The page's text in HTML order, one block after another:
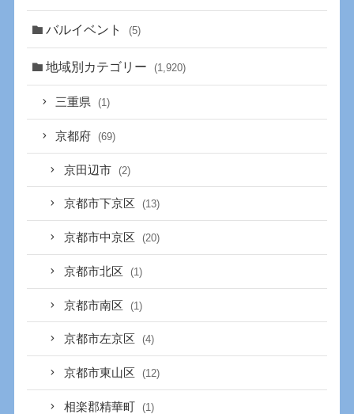
バルイベント (5)
地域別カテゴリー (1,920)
三重県 (1)
京都府 (69)
京田辺市 (2)
京都市下京区 (13)
京都市中京区 (20)
京都市北区 (1)
京都市南区 (1)
京都市左京区 (4)
京都市東山区 (12)
相楽郡精華町 (1)